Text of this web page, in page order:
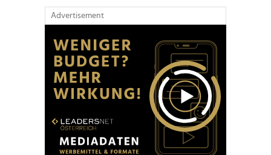
Advertisement